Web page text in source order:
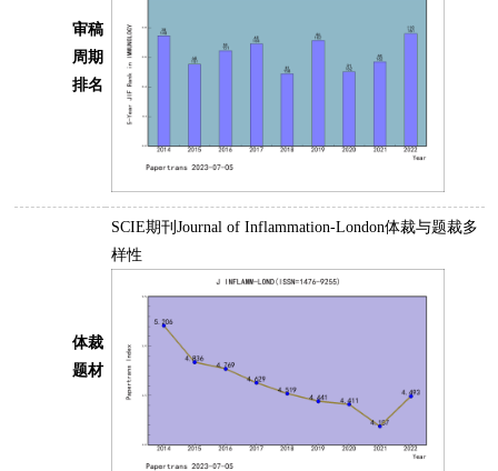
审稿
周期
排名
体裁
题材
SCIE期刊Journal of Inflammation-London体裁与题裁多
样性